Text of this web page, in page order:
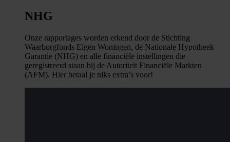
NHG
Onze rapportages worden erkend door de Stichting
Waarborgfonds Eigen Woningen, de Nationale Hypotheek
Garantie (NHG) en alle financiële instellingen die
geregistreerd staan bij de Autoriteit Financiële Markten
(AFM). Hier betaal je niks extra’s voor!